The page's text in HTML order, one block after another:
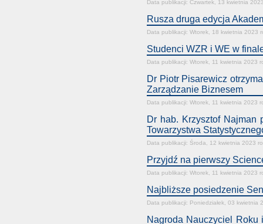
Data publikacji: Czwartek, 13 kwietnia
Rusza druga edycja
Data publikacji: Wtorek, 18 kwietnia 2023
Studenci WZR i WE w
Data publikacji: Wtorek, 11 kwietnia 2023
Dr Piotr Pisarewicz
Zarządzanie Biznesem
Data publikacji: Wtorek, 11 kwietnia 2023
Dr hab. Krzysztof Najman
Towarzystwa
Data publikacji: Środa, 12 kwietnia 2023
Przyjdź na pierwszy
Data publikacji: Wtorek, 11 kwietnia 2023
Najbliższe posiedzenie
Data publikacji: Poniedziałek, 03 kwietnia
Nagroda Nauczyciel Roku